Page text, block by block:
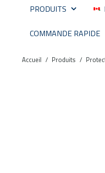
PRODUITS
COMMANDE RAPIDE
Accueil / Produits /